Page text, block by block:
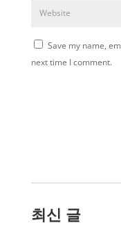
Save my name,
next time I comment.
최신 글